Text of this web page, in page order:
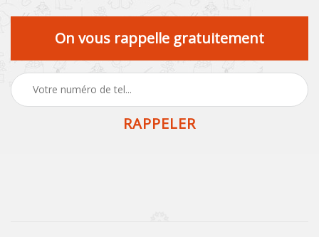
On vous rappelle gratuitement